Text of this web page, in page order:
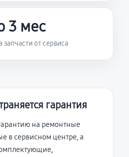
3 мес
запчасти от сервиса
гарантия
на ремонтные
в сервисном центре, а